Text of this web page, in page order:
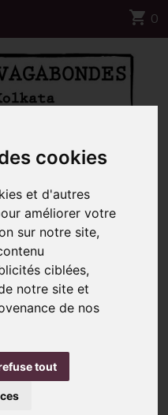
cookies
et d'autres
améliorer votre
sur notre site,
ciblées,
notre site et
de nos
tout
shopping_cart 0
fermé du 8 au 23
☀️
Marine